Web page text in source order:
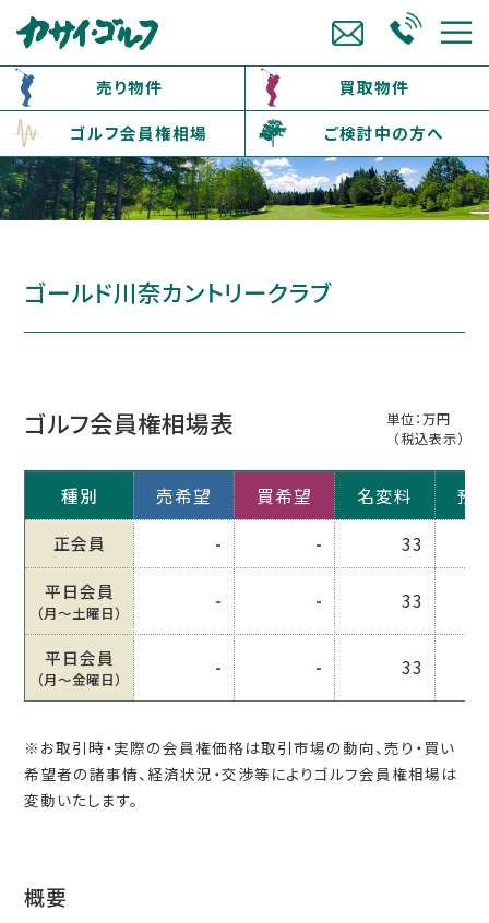
売り物件
買取物件
ゴルフ会員権相場
ご検討中の方へ
ゴールド川奈カントリークラブ
ゴルフ会員権相場表
単位：万円
（税込表示）
種別 売希望 買希望 名変料 預
正会員 - - 33
平日会員
（月〜土曜日） - - 33
平日会員
（月〜金曜日） - - 33
※お取引時・実際の会員権価格は取引市場の動向、売り・買い
希望者の諸事情、経済状況・交渉等によりゴルフ会員権相場は
変動いたします。
概要